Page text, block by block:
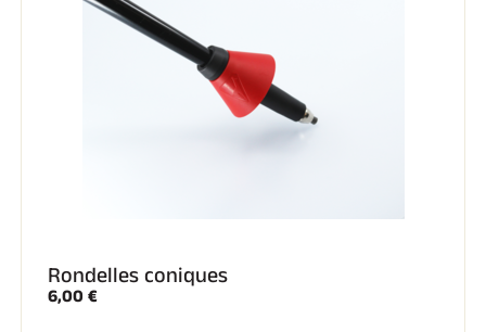
Rondelles coniques
6,00 €